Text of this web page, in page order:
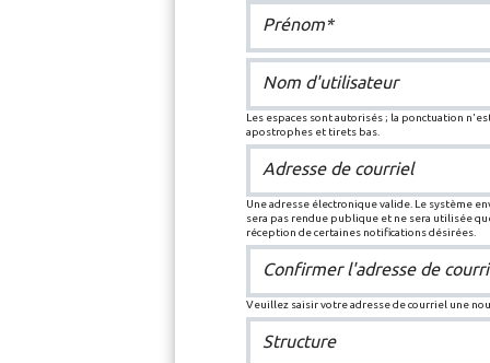
Prénom*
Nom d'utilisateur
Les espaces sont autorisés ; la ponctuation
apostrophes et tirets bas.
Adresse de courriel
Une adresse électronique valide. Le système
sera pas rendue publique et ne sera utilisée
réception de certaines notifications désirées.
Confirmer l'adresse de
Veuillez saisir votre adresse de courriel une
Structure